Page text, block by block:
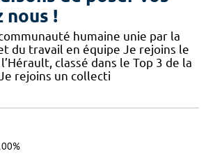
nous !
humaine unie par la
du travail en équipe Je rejoins le
classé dans le Top 3 de la
rejoins un collecti